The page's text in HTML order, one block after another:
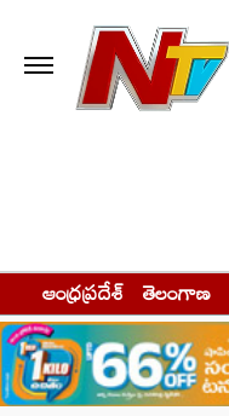
ఆంధ్రప్రదేశ్ తెలంగాణ